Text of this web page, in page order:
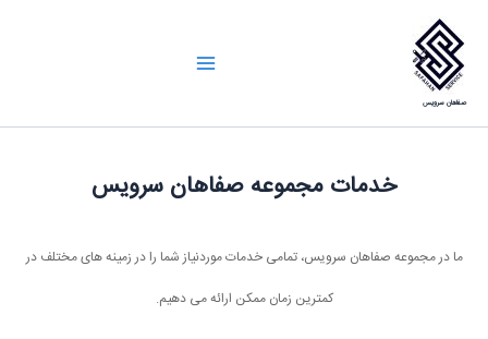
صفاهان سرویس
خدمات مجموعه صفاهان سرویس
ما در مجموعه صفاهان سرویس، تمامی خدمات موردنیاز شما را در زمینه های مختلف در
کمترین زمان ممکن ارائه می دهیم.